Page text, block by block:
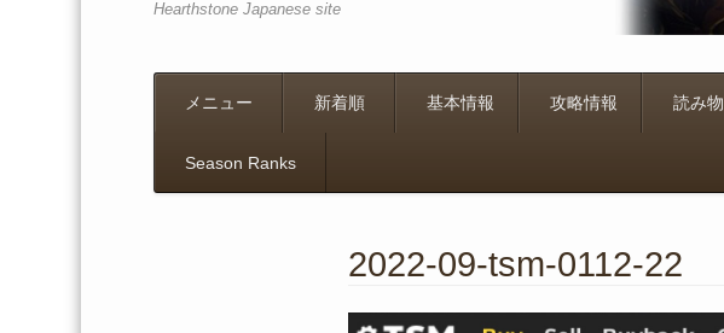
Hearthstone Japanese site
メニュー 新着順 基本情報 攻略情報 読み物
Season Ranks
2022-09-tsm-0112-22